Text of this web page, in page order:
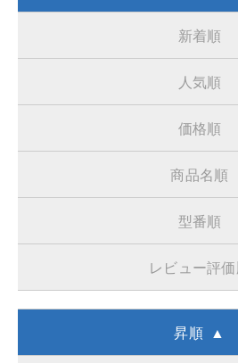
新着順
人気順
価格順
商品名順
型番順
レビュー評
昇順 ▲